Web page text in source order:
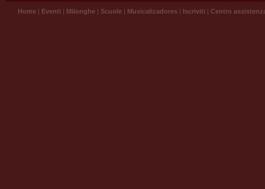
Home | Eventi | Milonghe | Scuole | Musicalizadores | Iscriviti | Centro